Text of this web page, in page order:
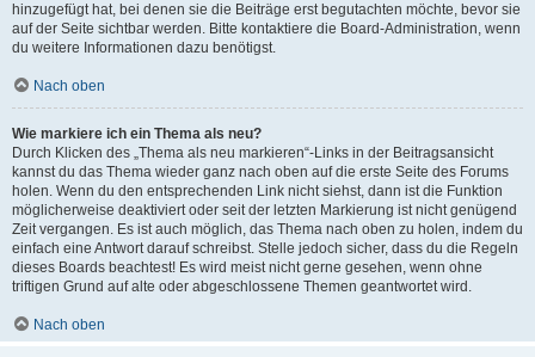
hinzugefügt hat, bei denen sie die Beiträge erst begutachten möchte, bevor sie
auf der Seite sichtbar werden. Bitte kontaktiere die Board-Administration, wenn
du weitere Informationen dazu benötigst.
Nach oben
Wie markiere ich ein Thema als neu?
Durch Klicken des „Thema als neu markieren“-Links in der Beitragsansicht
kannst du das Thema wieder ganz nach oben auf die erste Seite des Forums
holen. Wenn du den entsprechenden Link nicht siehst, dann ist die Funktion
möglicherweise deaktiviert oder seit der letzten Markierung ist nicht genügend
Zeit vergangen. Es ist auch möglich, das Thema nach oben zu holen, indem du
einfach eine Antwort darauf schreibst. Stelle jedoch sicher, dass du die Regeln
dieses Boards beachtest! Es wird meist nicht gerne gesehen, wenn ohne
triftigen Grund auf alte oder abgeschlossene Themen geantwortet wird.
Nach oben